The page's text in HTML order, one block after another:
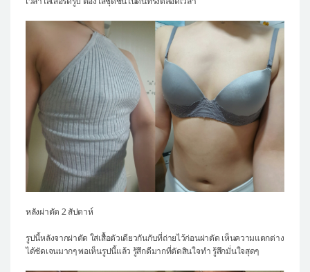
หลังผ่าตัด 2 สัปดาห์
รูปนี้หลังจากผ่าตัด ใส่เสื้อตัวเดียวกันกับที่ถ่ายไว้ก่อนผ่าตัด เห็นความแตกต่าง
ได้ชัดเจนมากๆ พอเห็นรูปนี้แล้ว รู้สึกดีมากที่ตัดสินใจทำ รู้สึกมั่นใจสุดๆ